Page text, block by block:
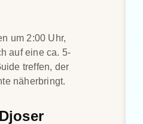
um 2:00 Uhr,
auf eine ca. 5-
treffen, der
näherbringt.